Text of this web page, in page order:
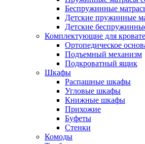
Беспружинные
Детские пружинные
Детские
Комплектующие для
Ортопедическое
Подъемный механизм
Подкроватный ящик
Шкафы
Распашные шкафы
Угловые шкафы
Книжные шкафы
Прихожие
Буфеты
Стенки
Комоды